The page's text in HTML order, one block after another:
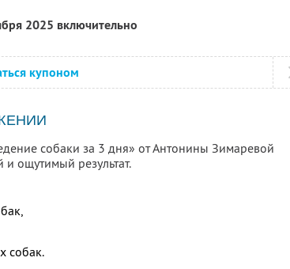
2025 включительно
купоном
собаки за 3 дня» от Антонины Зимаревой
и ощутимый результат.
собак.